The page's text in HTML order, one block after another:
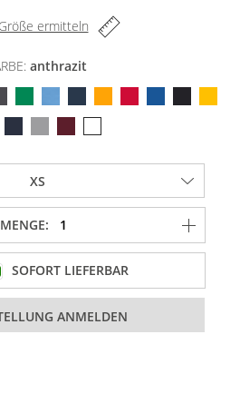
ermitteln
anthrazit
MENGE:
SOFORT LIEFERBAR